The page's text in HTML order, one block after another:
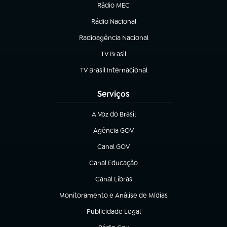
Rádio MEC
(abre em nova aba)
Rádio Nacional
Radioagência Nacional
(abre em nova aba)
TV Brasil
(abre em nova aba)
TV Brasil Internacional
(abre em nova aba)
Serviços
A Voz do Brasil
(abre em nova aba)
Agência GOV
(abre em nova aba)
Canal GOV
(abre em nova aba)
Canal Educação
(abre em nova aba)
Canal Libras
(abre em nova aba)
Monitoramento e Análise de Mídias
(abre em nova aba)
Publicidade Legal
(abre em nova aba)